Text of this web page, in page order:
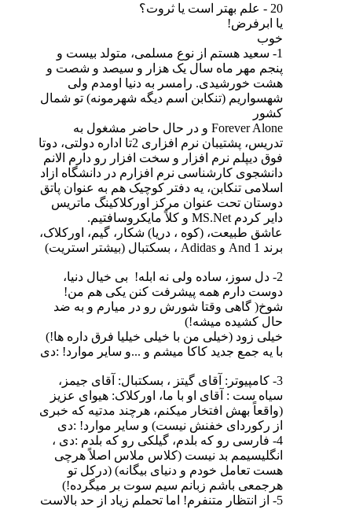
20 - علم بهتر است یا ثروت؟
یا ابرفرض!
خوب
1- سعید هستم از نوع مسلمی، متولد بیست و
پنجم مهر ماه سال یک هزار و سیصد و شصت و
هشت خورشیدی. رامسر به دنیا اومدم ولی
شهسواریم (تنکابن اسم دیگه شهرمونه) تو شمال
کشور
Forever Alone و در حال حاضر مشغول به
تدریس، پشتیبان نرم افزاری 2تا اداره دولتی، دوتا
فوق دیپلم نرم افزار و سخت افزار رو دارم الانم
دانشجوی کارشناسی نرم افزارم در دانشگاه ازاد
اسلامی تنکابن، یه دفتر کوچیک هم به عنوان پاتق
دوستان تحت عنوان مرکز اورکلاکینگ ماتریس
دایر کردم MS.Net و کلاً مایکروسافتیم.
عاشق طبیعت، (کوه ، دریا) شکار، گیم، اورکلاک،
برند And 1 و Adidas ، بسکتبال (بیشتر استریت)
2- دل سوز، ساده ولی نه ابله!
بی خیال دنیا،
دوست دارم همه پیشرفت کنن یکی هم من!
شوخ( گاهی وقتا شورش رو در میارم و به ضد
حال کشیده میشه!)
خیلی زود (خیلی من با خیلی خیلیا فرق داره ها!)
با یه جمع جدید کاکا میشم و ...و سایر موارد! :دی
3- کامپیوتر: آقای گیتز ، بسکتبال: آقای جیمز،
سیاه ست : آقای او با ما، اورکلاک: هیوای عزیز
(واقعاً بهش افتخار میکنم، هرچند مدتیه که خبری
از رکوردای خفنش نیست) و سایر موارد! :دی
4- فارسی رو که بلدم، گیلکی رو که بلدم :دی ،
انگلیسیمم بد نیست (کلاس ملاس اصلاً هرچی
هست تعامل خودم و دنیای بیگانه) (درکل تو
هرجمعی باشم زبانم سیم سوت بر میگرده!)
5- از انتظار متنفرم! اما تحملم زیاد از حد بالاست